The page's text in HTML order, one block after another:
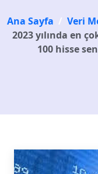
Ana Sayfa / Veri
2023 yılında en
100 hisse